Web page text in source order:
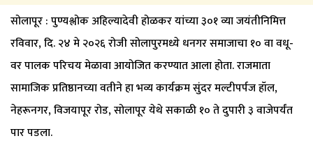
सोलापूर : पुण्यश्लोक अहिल्यादेवी होळकर यांच्या ३०१ व्या जयंतीनिमित्त
रविवार, दि. २४ मे २०२६ रोजी सोलापुरमध्ये धनगर समाजाचा १० वा वधू-
वर पालक परिचय मेळावा आयोजित करण्यात आला होता. राजमाता
सामाजिक प्रतिष्ठानच्या वतीने हा भव्य कार्यक्रम सुंदर मल्टीपर्पज हॉल,
नेहरूनगर, विजयापूर रोड, सोलापूर येथे सकाळी १० ते दुपारी ३ वाजेपर्यंत
पार पडला.